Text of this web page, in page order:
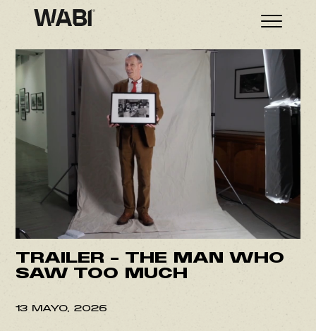
TRAILER – THE MAN WHO
SAW TOO MUCH
13 MAYO, 2026